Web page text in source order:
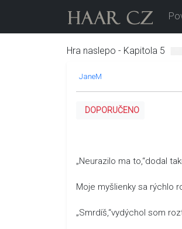
Hra naslepo - Kapitola 5
JaneM
DOPORUČENO
„Neurazilo ma to,“dodal
Moje myšlienky sa rýchlo
„Smrdíš,“vydýchol som